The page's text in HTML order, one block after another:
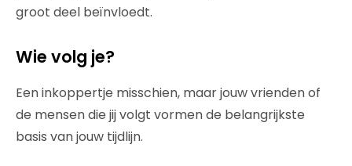
groot deel beïnvloedt.
Wie volg je?
Een inkoppertje misschien, maar jouw vrienden of
de mensen die jij volgt vormen de belangrijkste
basis van jouw tijdlijn.